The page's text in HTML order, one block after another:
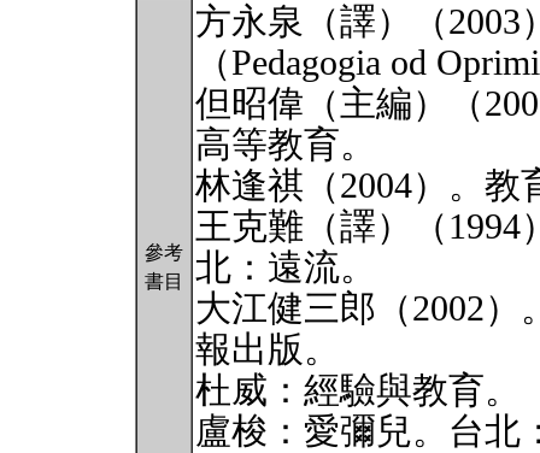
參考
書目
方永泉（譯）（2003
（Pedagogia od
但昭偉（主編）（
高等教育。
林逢祺（2004）。
王克難（譯）（
北：遠流。
大江健三郎（2002
報出版。
杜威：經驗與教育。
盧梭：愛彌兒。台北